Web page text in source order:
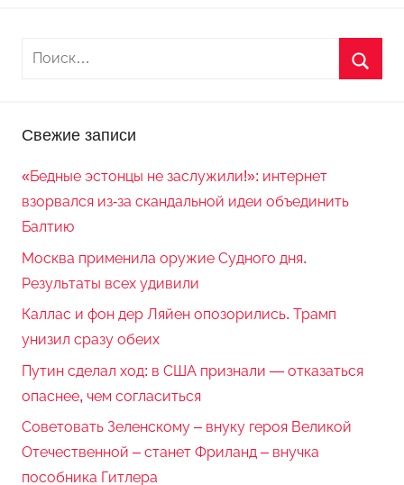
Свежие записи
«Бедные эстонцы не заслужили!»: интернет
взорвался из-за скандальной идеи объединить
Балтию
Москва применила оружие Судного дня.
Результаты всех удивили
Каллас и фон дер Ляйен опозорились. Трамп
унизил сразу обеих
Путин сделал ход: в США признали — отказаться
опаснее, чем согласиться
Советовать Зеленскому – внуку героя Великой
Отечественной – станет Фриланд – внучка
пособника Гитлера